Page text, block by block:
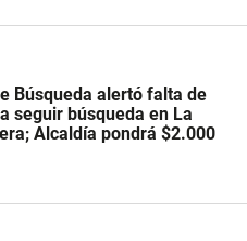
Búsqueda alertó falta de
seguir búsqueda en La
Alcaldía pondrá $2.000